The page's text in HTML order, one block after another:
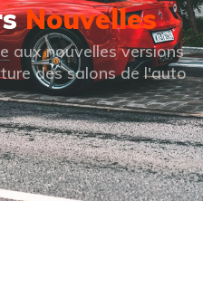
Nouvelles
aux nouvelles versions
des salons de l'auto